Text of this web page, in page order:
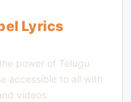
Lyrics
power of Telugu
accessible to all with
videos.